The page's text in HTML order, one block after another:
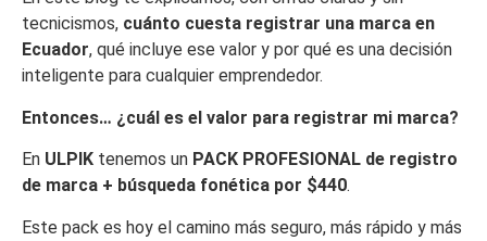
tecnicismos, cuánto cuesta registrar una marca en
Ecuador, qué incluye ese valor y por qué es una decisión
inteligente para cualquier emprendedor.
Entonces… ¿cuál es el valor para registrar mi marca?
En ULPIK tenemos un PACK PROFESIONAL de registro
de marca + búsqueda fonética por $440.
Este pack es hoy el camino más seguro, más rápido y más